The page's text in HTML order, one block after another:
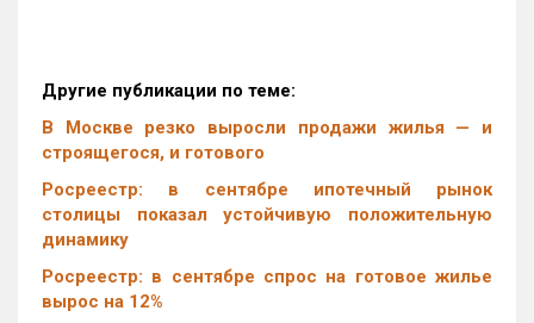
Другие публикации по теме:
В Москве резко выросли продажи жилья — и
строящегося, и готового
Росреестр: в сентябре ипотечный рынок
столицы показал устойчивую положительную
динамику
Росреестр: в сентябре спрос на готовое жилье
вырос на 12%